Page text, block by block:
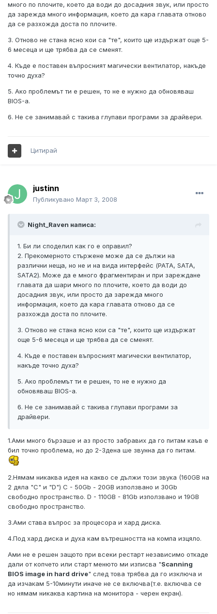
много по плочите, което да води до досадния звук, или просто
да зарежда много информация, което да кара главата отново
да се разхожда доста по плочите.
3. Отново не стана ясно кои са "те", които ще издържат още 5-
6 месеца и ще трябва да се сменят.
4. Къде е поставен въпросният магически вентилатор, накъде
точно духа?
5. Ако проблемът ти е решен, то не е нужно да обновяваш
BIOS-а.
6. Не се занимавай с такива глупави програми за драйвери.
Цитирай
justinn
Публикувано Март 3, 2008
Night_Raven написа:
1. Би ли споделил как го е оправил?
2. Прекомерното стържене може да се дължи на
различни неща, но не и на вида интерфейс (PATA, SATA,
SATA2). Може да е много фрагментиран и при зареждане
главата да шари много по плочите, което да води до
досадния звук, или просто да зарежда много
информация, което да кара главата отново да се
разхожда доста по плочите.
3. Отново не стана ясно кои са "те", които ще издържат
още 5-6 месеца и ще трябва да се сменят.
4. Къде е поставен въпросният магически вентилатор,
накъде точно духа?
5. Ако проблемът ти е решен, то не е нужно да
обновяваш BIOS-а.
6. Не се занимавай с такива глупави програми за
драйвери.
1.Ами много бързаше и аз просто забравих да го питам каъв е
бил точно проблема, но до 2-3дена ше звунна да го питам.
2.Нямам никаква идея на какво се дължи този звука (160GB на
2 дяла "C" и "D") C - 50Gb - 20GB използвано и 30Gb
свободно пространство. D - 110GB - 81Gb използвано и 19GB
свободно пространство.
3.Ами става въпрос за процесора и хард диска.
4.Под хард диска и духа кам вътрешността на компа изцяло.
Ами не е решен защото при всеки рестарт независимо откаде
дали от копчето или старт менюто ми изписва "Scanning
BIOS image in hard drive" след това трябва да го изключа и
да изчакам 5-10минути иначе не се включва(т.е. включва се
но нямам никаква картина на монитора - черен екран).